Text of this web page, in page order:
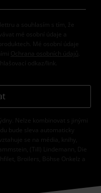
a souhlasím s tím, že
mé osobní údaje a
Mé osobní údaje
Ochrana osobních údajů
odkaz/link.
Nelze kombinovat s jinými
bude sleva automaticky
se na média, knihy,
(Till) Lindemann, Die
Broilers, Böhse Onkelz a